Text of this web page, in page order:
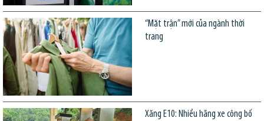
“Mặt trận” mới của ngành thời
trang
Xăng E10: Nhiều hãng xe công bố